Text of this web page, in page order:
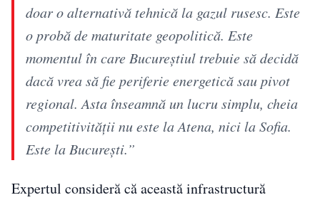
doar o alternativă tehnică la gazul rusesc. Este
o probă de maturitate geopolitică. Este
momentul în care Bucureștiul trebuie să decidă
dacă vrea să fie periferie energetică sau pivot
regional. Asta înseamnă un lucru simplu, cheia
competitivității nu este la Atena, nici la Sofia.
Este la București.”
Expertul consideră că această infrastructură